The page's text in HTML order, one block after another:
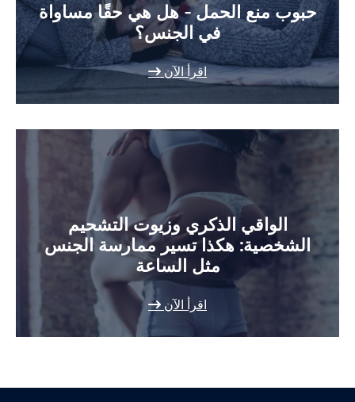
حبوب منع الحمل - هل هي حقًا مساواة
في الجنس؟
اقرأ الآن
الواقي الذكري وزيوت التشحيم
الشخصية: هكذا تسير ممارسة الجنس
مثل الساعة
اقرأ الآن